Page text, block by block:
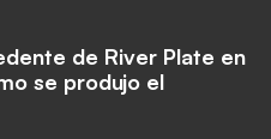
de River Plate en
se produjo el